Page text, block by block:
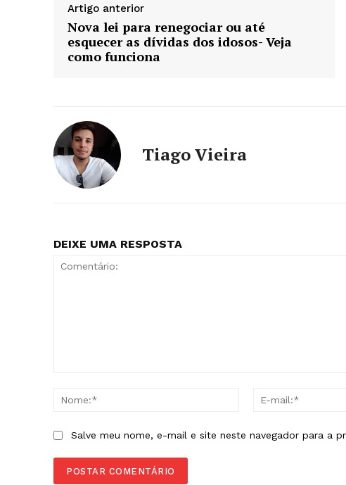
Artigo anterior
Nova lei para renegociar ou até
esquecer as dívidas dos idosos- Veja
como funciona
Tiago Vieira
DEIXE UMA RESPOSTA
Nome:*
Salve meu nome, e-mail e site neste navegador para a